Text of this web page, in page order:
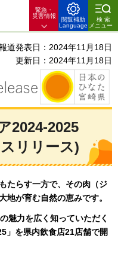
緊急・
災害情報
閲覧補助
Language
検索
メニュー
道発表日：2024年11月18日
更新日：2024年11月18日
2024-2025
リリース)
たらす一方で、その肉（ジ
地が育む自然の恵みです。
魅力を広く知っていただく
」を県内飲食店21店舗で開